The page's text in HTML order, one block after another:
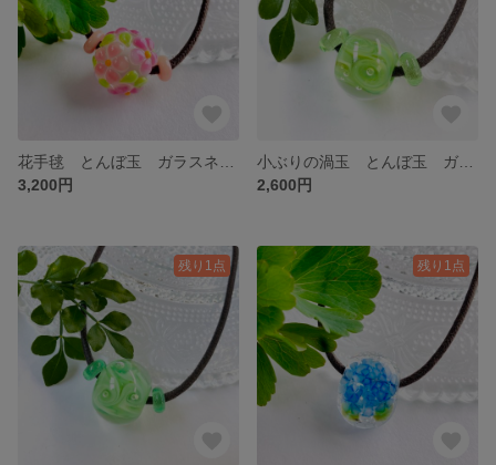
3,200円
2,600円
残り1点 残り1点